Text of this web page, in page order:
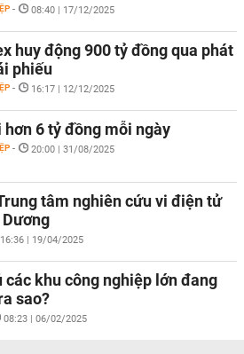
- 08:40 | 17/12/2025
huy động 900 tỷ đồng qua phát
phiếu
- 16:17 | 12/12/2025
hơn 6 tỷ đồng mỗi ngày
- 20:00 | 31/08/2025
tâm nghiên cứu vi điện tử
16:36 | 19/04/2025
các khu công nghiệp lớn đang
sao?
08:23 | 06/02/2025